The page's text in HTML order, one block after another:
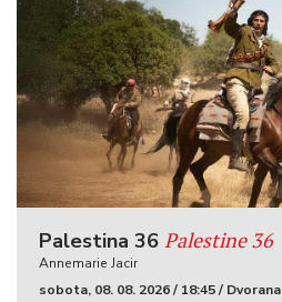
Palestina 36 Palestine 36
Annemarie Jacir
sobota, 08. 08. 2026 / 18:45 / Dvorana